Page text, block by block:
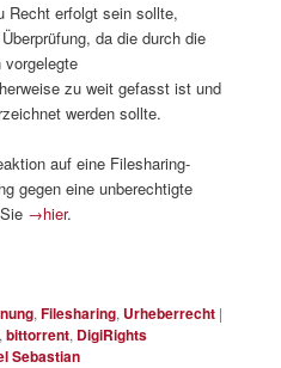
Recht erfolgt sein sollte,
da die durch die
vorgelegte
zu weit gefasst ist und
werden sollte.
auf eine Filesharing-
gegen eine unberechtigte
→hier.
,Filesharing, Urheberrecht |
,bittorrent, DigiRights
Sebastian